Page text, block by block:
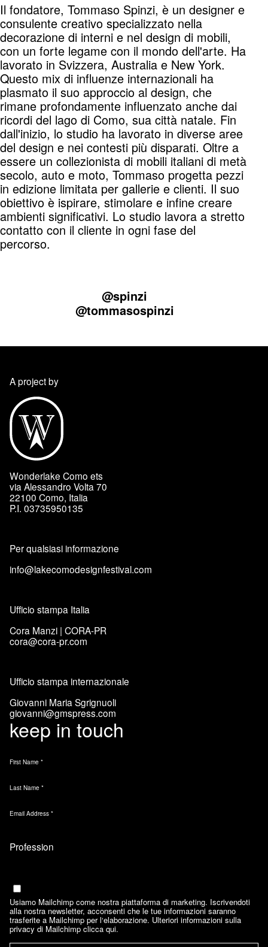
Il fondatore, Tommaso Spinzi, è un designer e
consulente creativo specializzato nella
decorazione di interni e nel design di mobili,
con un forte legame con il mondo dell'arte. Ha
lavorato in Svizzera, Australia e New York.
Questo mix di influenze internazionali ha
plasmato il suo approccio al design, che
rimane profondamente influenzato anche dai
ricordi del lago di Como, sua città natale. Fin
dall'inizio, lo studio ha lavorato in diverse aree
del design e nei contesti più disparati. Oltre a
essere un collezionista di mobili italiani di metà
secolo, auto e moto, Tommaso progetta pezzi
in edizione limitata per gallerie e clienti. Il suo
obiettivo è ispirare, stimolare e infine creare
ambienti significativi. Lo studio lavora a stretto
contatto con il cliente in ogni fase del
percorso.
@spinzi
@tommasospinzi
A project by
Wonderlake Como ets
via Alessandro Volta 70
22100 Como, Italia
P.I. 03735950135
Per qualsiasi informazione
info@lakecomodesignfestival.com
Ufficio stampa Italia
Cora Manzi | CORA-PR
cora@cora-pr.com
Ufficio stampa internazionale
Giovanni Maria Sgrignuoli
giovanni@gmspress.com
keep in touch
First Name *
Last Name *
Email Address *
Usiamo Mailchimp come nostra piattaforma di marketing. Iscrivendoti
alla nostra newsletter, acconsenti che le tue informazioni saranno
trasferite a Mailchimp per l‘elaborazione. Ulteriori informazioni sulla
privacy di Mailchimp clicca qui.